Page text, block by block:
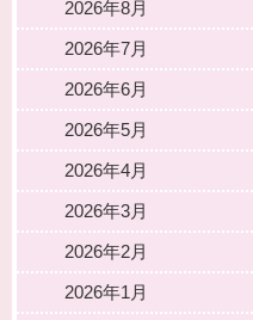
2026年8月
2026年7月
2026年6月
2026年5月
2026年4月
2026年3月
2026年2月
2026年1月